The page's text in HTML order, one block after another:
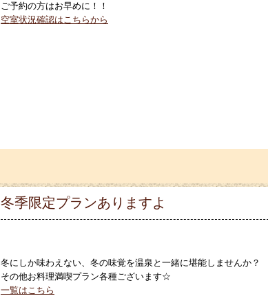
ご予約の方はお早めに！！
空室状況確認はこちらから
冬季限定プランありますよ
冬にしか味わえない、冬の味覚を温泉と一緒に堪能しませんか？
その他お料理満喫プラン各種ございます☆
一覧はこちら